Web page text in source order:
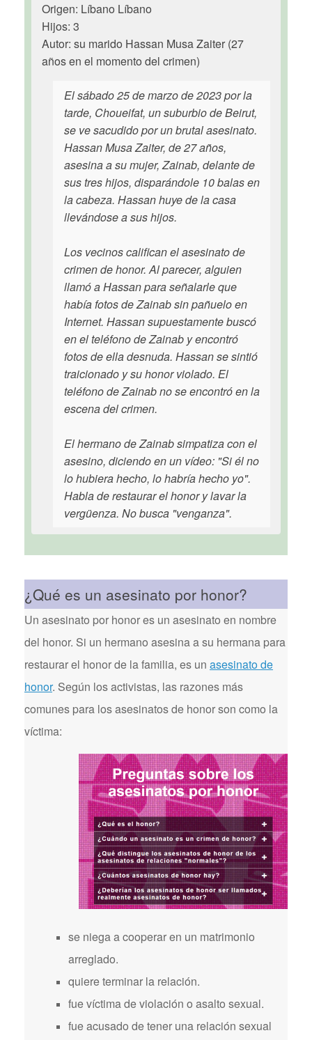
Origen: Líbano Líbano
Hijos: 3
Autor: su marido Hassan Musa Zaiter (27
años en el momento del crimen)
El sábado 25 de marzo de 2023 por la
tarde, Choueifat, un suburbio de Beirut,
se ve sacudido por un brutal asesinato.
Hassan Musa Zaiter, de 27 años,
asesina a su mujer, Zainab, delante de
sus tres hijos, disparándole 10 balas en
la cabeza. Hassan huye de la casa
llevándose a sus hijos.
Los vecinos califican el asesinato de
crimen de honor. Al parecer, alguien
llamó a Hassan para señalarle que
había fotos de Zainab sin pañuelo en
Internet. Hassan supuestamente buscó
en el teléfono de Zainab y encontró
fotos de ella desnuda. Hassan se sintió
traicionado y su honor violado. El
teléfono de Zainab no se encontró en la
escena del crimen.
El hermano de Zainab simpatiza con el
asesino, diciendo en un vídeo: "Si él no
lo hubiera hecho, lo habría hecho yo".
Habla de restaurar el honor y lavar la
vergüenza. No busca "venganza".
¿Qué es un asesinato por honor?
Un asesinato por honor es un asesinato en nombre
del honor. Si un hermano asesina a su hermana para
restaurar el honor de la familia, es un asesinato de
honor. Según los activistas, las razones más
comunes para los asesinatos de honor son como la
víctima:
se niega a cooperar en un matrimonio
arreglado.
quiere terminar la relación.
fue víctima de violación o asalto sexual.
fue acusado de tener una relación sexual